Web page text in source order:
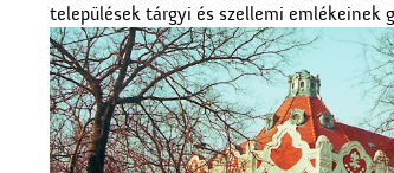
települések tárgyi és szellemi emlékeinek